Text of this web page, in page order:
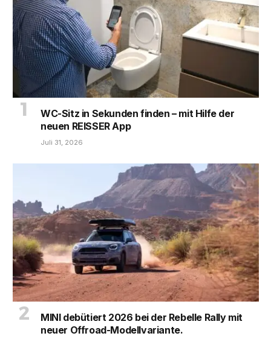
WC-Sitz in Sekunden finden – mit Hilfe der
neuen REISSER App
Juli 31, 2026
MINI debütiert 2026 bei der Rebelle Rally mit
neuer Offroad-Modellvariante.